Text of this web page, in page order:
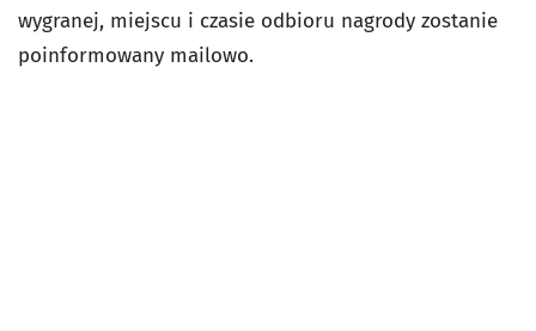
wygranej, miejscu i czasie odbioru nagrody zostanie
poinformowany mailowo.